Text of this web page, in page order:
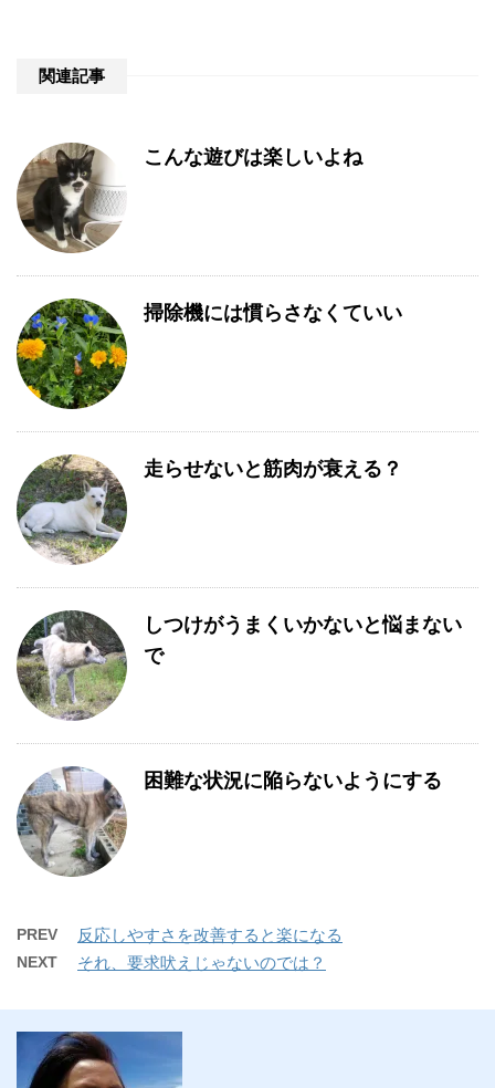
関連記事
こんな遊びは楽しいよね
掃除機には慣らさなくていい
走らせないと筋肉が衰える？
しつけがうまくいかないと悩まない
で
困難な状況に陥らないようにする
PREV 反応しやすさを改善すると楽になる
NEXT それ、要求吠えじゃないのでは？